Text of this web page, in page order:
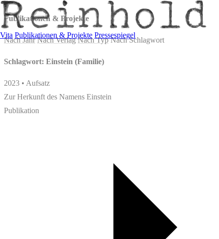
Vita Publikationen & Projekte Pressespiegel
Publikationen & Projekte
Nach Jahr Nach Verlag Nach Typ Nach Schlagwort
Schlagwort: Einstein (Familie)
2023 • Aufsatz
Zur Herkunft des Namens Einstein
Publikation